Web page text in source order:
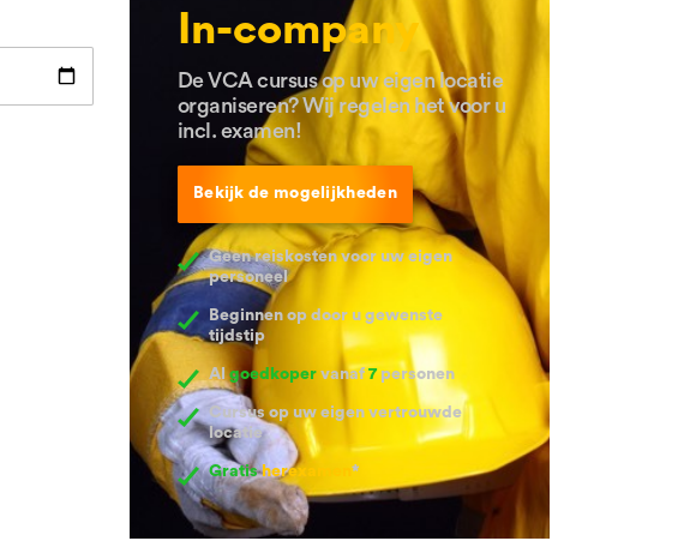
In-company
De VCA cursus op uw eigen locatie
organiseren? Wij regelen het voor u
incl. examen!
Bekijk de mogelijkheden
Geen reiskosten voor uw eigen
personeel
Beginnen op door u gewenste
tijdstip
Algoedkopervanaf7personen
Cursus op uw eigen vertrouwde
locatie
Gratis herexamen *